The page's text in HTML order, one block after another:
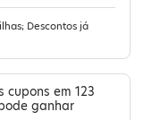
Descontos já
cupons em 123
ganhar